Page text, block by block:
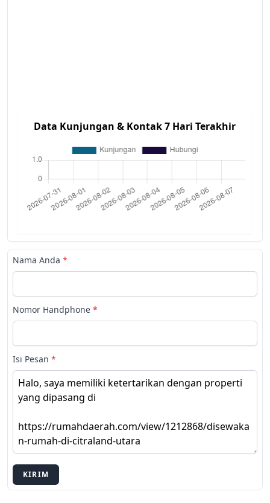
Data Kunjungan & Kontak 7 Hari Terakhir
Nama Anda *
Nomor Handphone *
Isi Pesan *
KIRIM